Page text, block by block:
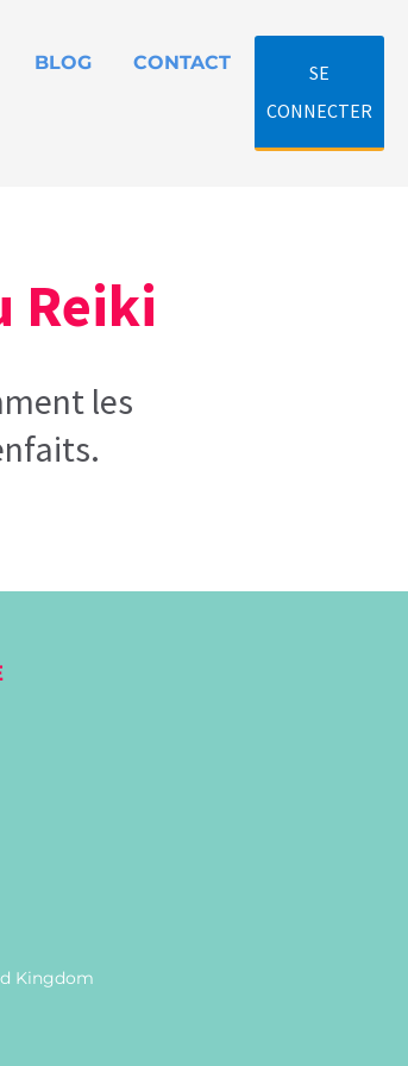
BLOG CONTACT
SE
CONNECTER
Reiki
les
Kingdom